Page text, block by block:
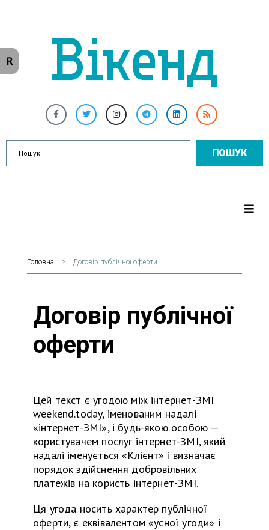
ПОШУК
Головна Договір публічної оферти
Договір публічної
оферти
Цей текст є угодою між інтернет-ЗМІ
weekend.today, іменованим надалі
«інтернет-ЗМІ», і будь-якою особою —
користувачем послуг інтернет-ЗМІ, який
надалі іменується «Клієнт» і визначає
порядок здійснення добровільних
платежів на користь інтернет-ЗМІ.
Ця угода носить характер публічної
оферти, є еквівалентом «усної угоди» і
R